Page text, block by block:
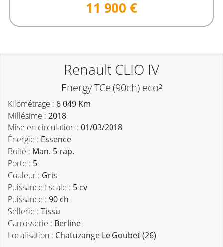
11 900 €
Renault CLIO IV
Energy TCe (90ch) eco²
Kilométrage : 6 049 Km
Millésime : 2018
Mise en circulation : 01/03/2018
Énergie : Essence
Boite : Man. 5 rap.
Porte : 5
Couleur : Gris
Puissance fiscale : 5 cv
Puissance : 90 ch
Sellerie : Tissu
Carrosserie : Berline
Localisation : Chatuzange Le Goubet (26)